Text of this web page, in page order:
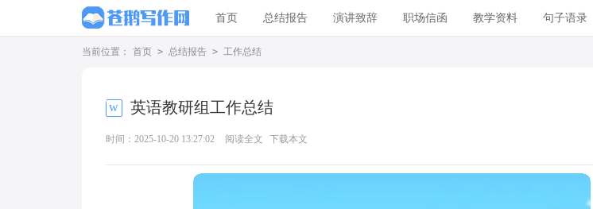
首页 总结报告 演讲致辞 职场信函 教学资料 句子语录
当前位置： 首页 > 总结报告 > 工作总结
英语教研组工作总结
时间：2025-10-20 13:27:02 阅读全文 下载本文